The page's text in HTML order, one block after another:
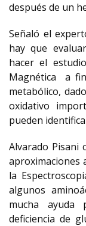
después de un
Señaló el
hay que
hacer el
Magnética a
metabólico,
oxidativo
pueden
Alvarado Pisani
aproximaciones
la
algunos
mucha
deficiencia de